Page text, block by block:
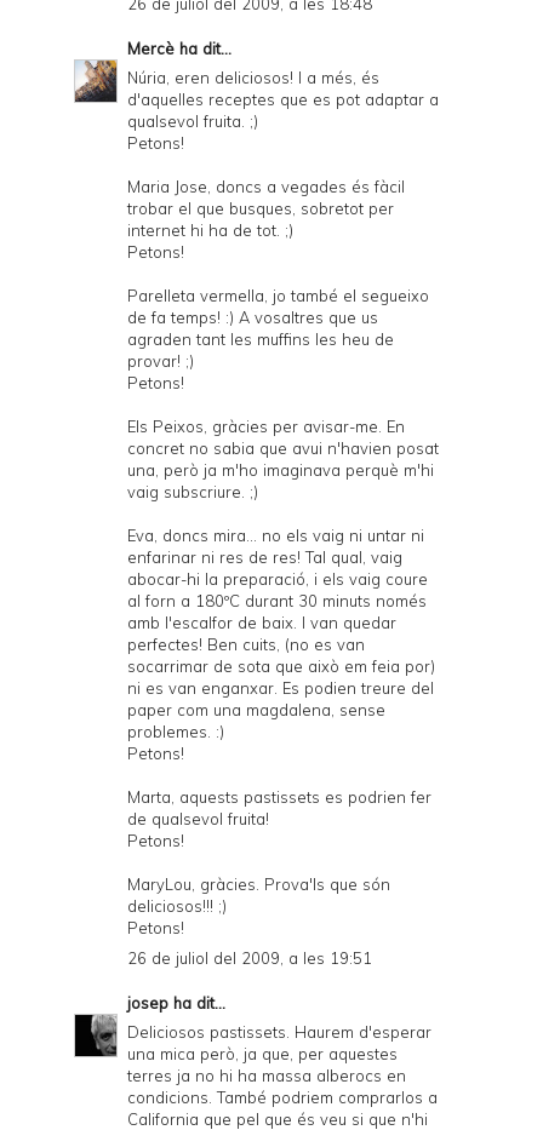
Mercè ha dit...
Núria, eren deliciosos! I a més, és
d'aquelles receptes que es pot adaptar a
qualsevol fruita. ;)
Petons!
Maria Jose, doncs a vegades és fàcil
trobar el que busques, sobretot per
internet hi ha de tot. ;)
Petons!
Parelleta vermella, jo també el segueixo
de fa temps! :) A vosaltres que us
agraden tant les muffins les heu de
provar! ;)
Petons!
Els Peixos, gràcies per avisar-me. En
concret no sabia que avui n'havien posat
una, però ja m'ho imaginava perquè m'hi
vaig subscriure. ;)
Eva, doncs mira... no els vaig ni untar ni
enfarinar ni res de res! Tal qual, vaig
abocar-hi la preparació, i els vaig coure
al forn a 180ºC durant 30 minuts només
amb l'escalfor de baix. I van quedar
perfectes! Ben cuits, (no es van
socarrimar de sota que això em feia por)
ni es van enganxar. Es podien treure del
paper com una magdalena, sense
problemes. :)
Petons!
Marta, aquests pastissets es podrien fer
de qualsevol fruita!
Petons!
MaryLou, gràcies. Prova'ls que són
deliciosos!!! ;)
Petons!
26 de juliol del 2009, a les 19:51
josep ha dit...
Deliciosos pastissets. Haurem d'esperar
una mica però, ja que, per aquestes
terres ja no hi ha massa alberocs en
condicions. També podriem comprarlos a
California que pel que és veu si que n'hi